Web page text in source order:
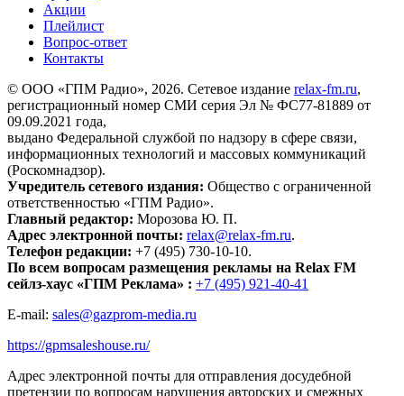
Акции
Плейлист
Вопрос-ответ
Контакты
© ООО «ГПМ Радио», 2026. Сетевое издание relax-fm.ru,
регистрационный номер СМИ серия Эл № ФС77-81889 от
09.09.2021 года,
выдано Федеральной службой по надзору в сфере связи,
информационных технологий и массовых коммуникаций
(Роскомнадзор).
Учредитель сетевого издания: Общество с ограниченной
ответственностью «ГПМ Радио».
Главный редактор: Морозова Ю. П.
Адрес электронной почты: relax@relax-fm.ru.
Телефон редакции: +7 (495) 730-10-10.
По всем вопросам размещения рекламы на Relax FM
сейлз-хаус «ГПМ Реклама» : +7 (495) 921-40-41
E-mail: sales@gazprom-media.ru
https://gpmsaleshouse.ru/
Адрес электронной почты для отправления досудебной
претензии по вопросам нарушения авторских и смежных